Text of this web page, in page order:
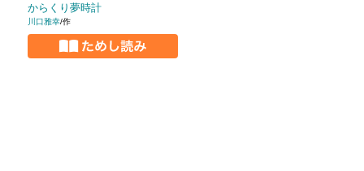
からくり夢時計
川口雅幸/作